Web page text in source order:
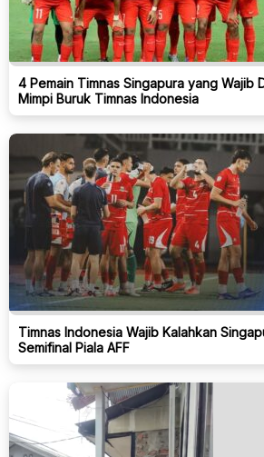
4 Pemain Timnas Singapura yang Wajib
Mimpi Buruk Timnas Indonesia
Timnas Indonesia Wajib Kalahkan
Semifinal Piala AFF